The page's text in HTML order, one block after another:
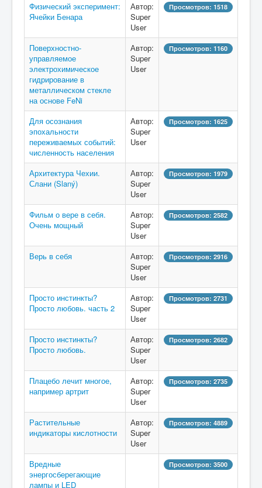
Физический эксперимент:
Ячейки Бенара
Автор:
Super
User
Просмотров: 1518
Поверхностно-
управляемое
электрохимическое
гидрирование в
металлическом стекле
на основе FeNi
Автор:
Super
User
Просмотров: 1160
Для осознания
эпохальности
переживаемых событий:
численность населения
Автор:
Super
User
Просмотров: 1625
Архитектура Чехии.
Слани (Slaný)
Автор:
Super
User
Просмотров: 1979
Фильм о вере в себя.
Очень мощный
Автор:
Super
User
Просмотров: 2582
Верь в себя
Автор:
Super
User
Просмотров: 2916
Просто инстинкты?
Просто любовь. часть 2
Автор:
Super
User
Просмотров: 2731
Просто инстинкты?
Просто любовь.
Автор:
Super
User
Просмотров: 2682
Плацебо лечит многое,
например артрит
Автор:
Super
User
Просмотров: 2735
Растительные
индикаторы кислотности
Автор:
Super
User
Просмотров: 4889
Вредные
энергосберегающие
лампы и LED
Просмотров: 3500